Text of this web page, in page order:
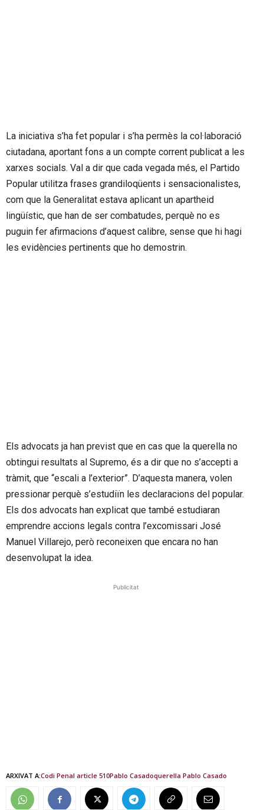
La iniciativa s’ha fet popular i s’ha permès la col·laboració
ciutadana, aportant fons a un compte corrent publicat a les
xarxes socials. Val a dir que cada vegada més, el Partido
Popular utilitza frases grandiloqüents i sensacionalistes,
com que la Generalitat estava aplicant un apartheid
lingüístic, que han de ser combatudes, perquè no es
puguin fer afirmacions d’aquest calibre, sense que hi hagi
les evidències pertinents que ho demostrin.
Els advocats ja han previst que en cas que la querella no
obtingui resultats al Supremo, és a dir que no s’accepti a
tràmit, que “escali a l’exterior”. D’aquesta manera, volen
pressionar perquè s’estudiïn les declaracions del popular.
Els dos advocats han explicat que també estudiaran
emprendre accions legals contra l’excomissari José
Manuel Villarejo, però reconeixen que encara no han
desenvolupat la idea.
Publicitat
ARXIVAT A:Codi Penal article 510Pablo Casadoquerella Pablo Casado